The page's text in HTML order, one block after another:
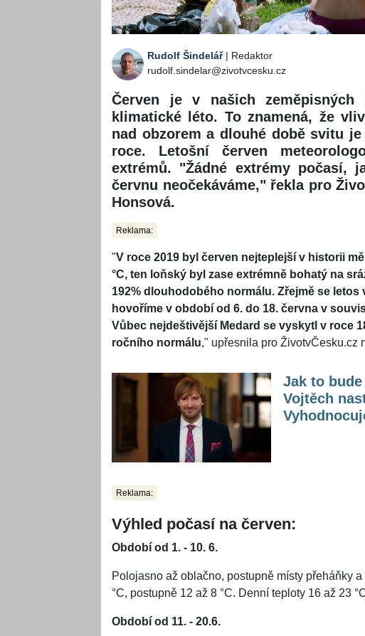
Rudolf Šindelář| Redaktor
rudolf.sindelar@zivotvcesku.cz
Červen je v našich zeměpisných
klimatické léto. To znamená, že
nad obzorem a dlouhé době svitu
roce. Letošní červen
extrémů. "Žádné extrémy počasí,
červnu neočekáváme," řekla pro
Honsová.
Reklama:
"V roce 2019 byl červen nejteplejší v historii
°C, ten loňský byl zase extrémně bohatý na
192% dlouhodobého normálu. Zřejmě se letos
hovoříme v období od 6. do 18. června v
Vůbec nejdeštivější Medard se vyskytl v roce
ročního normálu," upřesnila pro ŽivotvČesku.cz
Jak to
Vojtěch
Reklama:
Výhled počasí na červen:
Období od 1. - 10. 6.
Polojasno až oblačno, postupně místy přeháňky
°C, postupně 12 až 8 °C. Denní teploty 16 až 23
Období od 11. - 20.6.